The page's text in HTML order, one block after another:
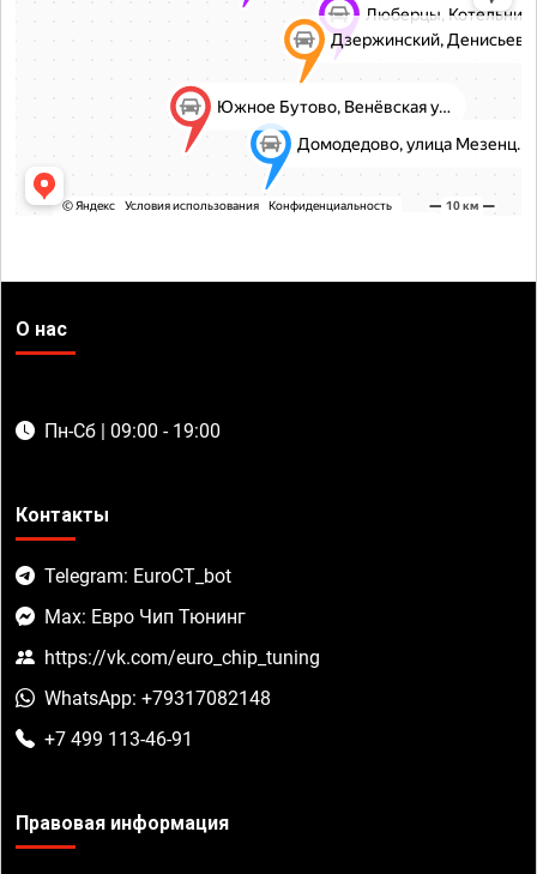
О нас
Пн-Сб | 09:00 - 19:00
Контакты
Telegram: EuroCT_bot
Max: Евро Чип Тюнинг
https://vk.com/euro_chip_tuning
WhatsApp: +79317082148
+7 499 113-46-91
Правовая информация